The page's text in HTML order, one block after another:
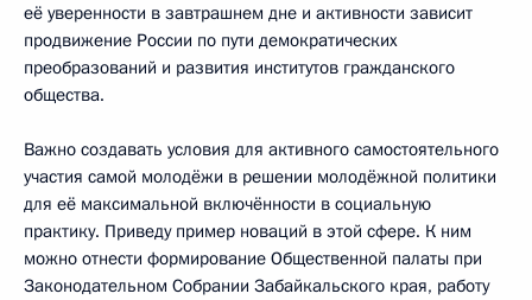
её уверенности в завтрашнем дне и активности зависит
продвижение России по пути демократических
преобразований и развития институтов гражданского
общества.
Важно создавать условия для активного самостоятельного
участия самой молодёжи в решении молодёжной политики
для её максимальной включённости в социальную
практику. Приведу пример новаций в этой сфере. К ним
можно отнести формирование Общественной палаты при
Законодательном Собрании Забайкальского края, работу